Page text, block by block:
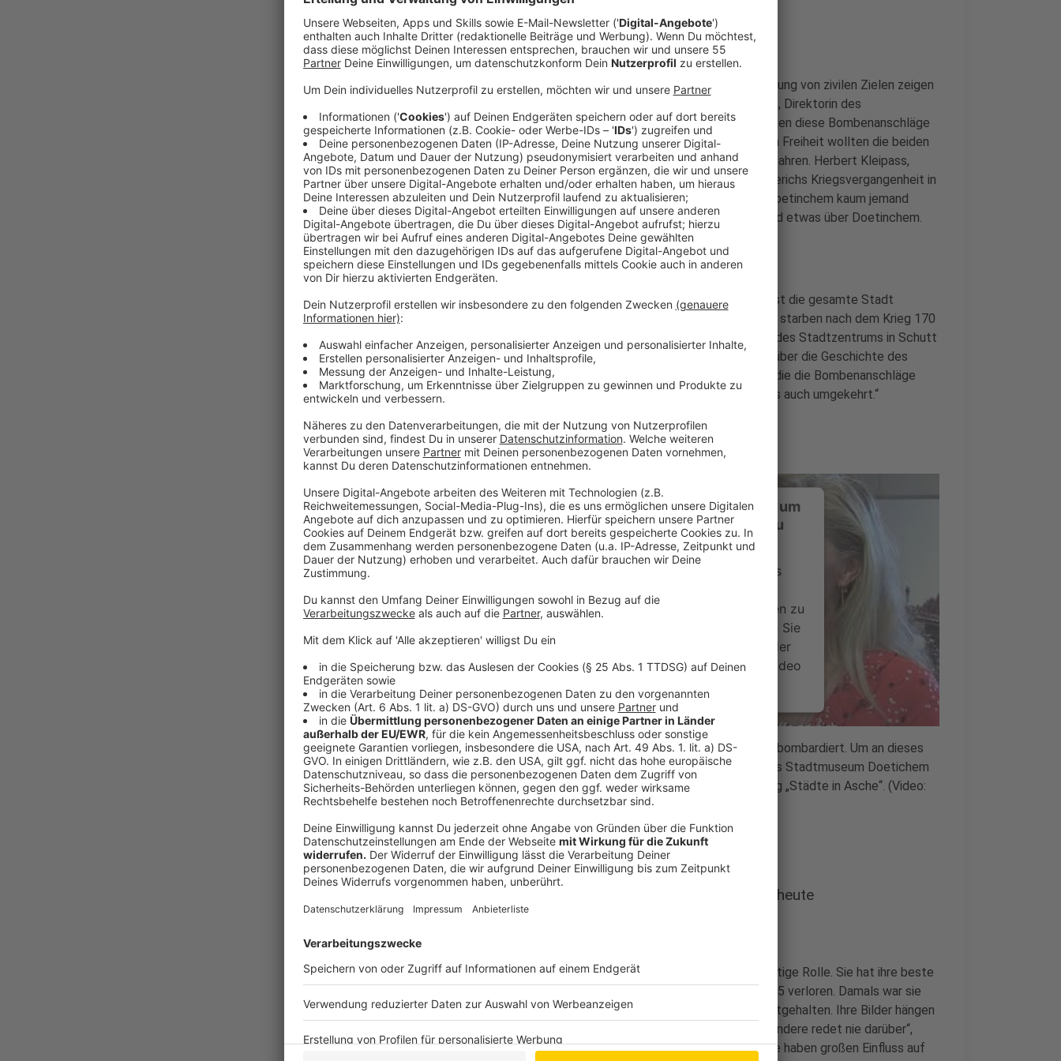
Anzeige
„Wir wollen durch die Ausstellungen den Wahnsinn der Bombardierung von zivilen Zielen zeigen
und Geschichten von Überlebenden erzählen“, sagt Esther Ruesen, Direktorin des
Stadtmuseums Doetinchem. „Wir zeigen auch, welche Auswirkungen diese Bombenanschläge
auf die Einwohner dieser beiden Städte hatten.“ Nach 76 Jahren in Freiheit wollten die beiden
Museumsdirektoren dazu beitragen, mehr über den anderen zu erfahren. Herbert Kleipass,
Direktor des deutschen ist sich bewusst darüber, dass über Emmerichs Kriegsvergangenheit in
Doetinchem wenig bekannt ist: „Ich konnte feststellen, dass in Doetinchem kaum jemand
etwas davon wusste“. Andersherum weiß hier in Emmerich niemand etwas über Doetinchem.
Obwohl die Leute diese Städte schon lange besuchen.“
Bei den Bombenangriffen in Emmerich im Oktober 1944 wurde fast die gesamte Stadt
zerstört. Dreitausend Zivilisten kamen ums Leben. In Doetinchem starben nach dem Krieg 170
Zivilisten bei drei Bombenanschlägen. Auch hier wurde die Hälfte des Stadtzentrums in Schutt
und Asche gelegt. „Durch diese Zusammenarbeit haben wir mehr über die Geschichte des
anderen erfahren, vor allem über die Geschichten von Menschen, die die Bombenanschläge
überlebt haben, sowohl die Doetinchemer über die Emmericher als auch umgekehrt.“
Anzeige
Wir benötigen Ihre Zustimmung, um
den YouTube Video-Service zu
laden!
Wir verwenden einen Service eines
einzubetten. Dieser Service kann Daten zu
Ihren Aktivitäten sammeln. Bitte lesen Sie
die Details durch und stimmen Sie der
Nutzung des Service zu, um dieses Video
Mehr Informationen
Akzeptieren
powered byUsercentrics Consent Management
Im Zweiten Weltkrieg wurden Doetinchem und Emmerich schwer bombardiert. Um an dieses
Leid zu erinnern, haben sich das Emmericher Rheinmuseum und das Stadtmuseum Doetichem
zusammengetan und zeigen die grenzüberschreitende Ausstellung „Städte in Asche“. (Video:
Regio8)
Anzeige
Kriegserlebnisse beschäftigen die Überlebenden noch heute
Anzeige
Die Geschichte von Ans van As spielt in der Ausstellung eine wichtige Rolle. Sie hat ihre beste
Freundin bei der Bombardierung von Doetinchem am 21. März 1945 verloren. Damals war sie
elf Jahre alt, aber erst mit 70 hat sie ihre Erlebnisse in Bildern festgehalten. Ihre Bilder hängen
in Emmerich. „Der eine schreibt darüber, der andere malt und der andere redet nie darüber“,
sagte Ruesen. „Wie auch immer man die Erlebnisse verarbeitet, sie haben großen Einfluss auf